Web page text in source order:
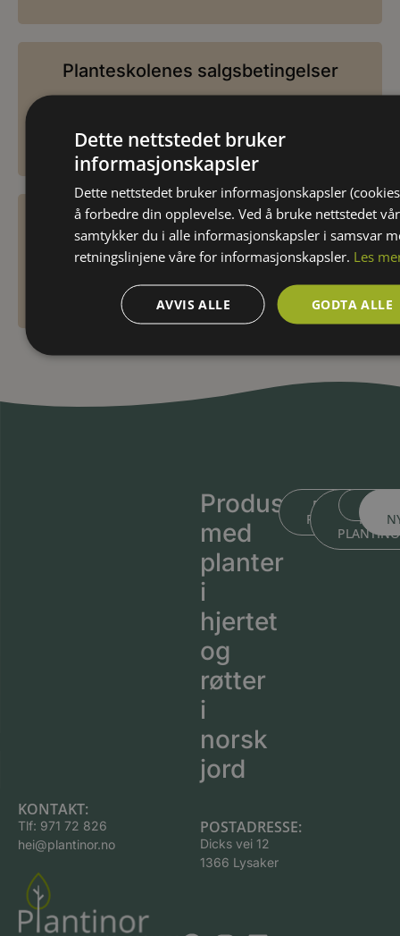
Planteskolenes salgsbetingelser
Beregn planteavstand
Produsert
med
planter
i
hjertet
og
røtter
i
norsk
jord
BLI KJENT MED
BLI
MED
KONTAKT:
Tlf: 971 72 826
hei@plantinor.no
POSTADRESSE:
Dicks vei 12
1366 Lysaker
Dette nettstedet bruker
informasjonskapsler
Dette nettstedet bruker informasjonskapsler
å forbedre din opplevelse. Ved å bruke nettstedet
samtykker du i alle informasjonskapsler i samsvar
retningslinjene våre for informasjonskapsler. Les
GODTA ALLE
AVVIS ALLE